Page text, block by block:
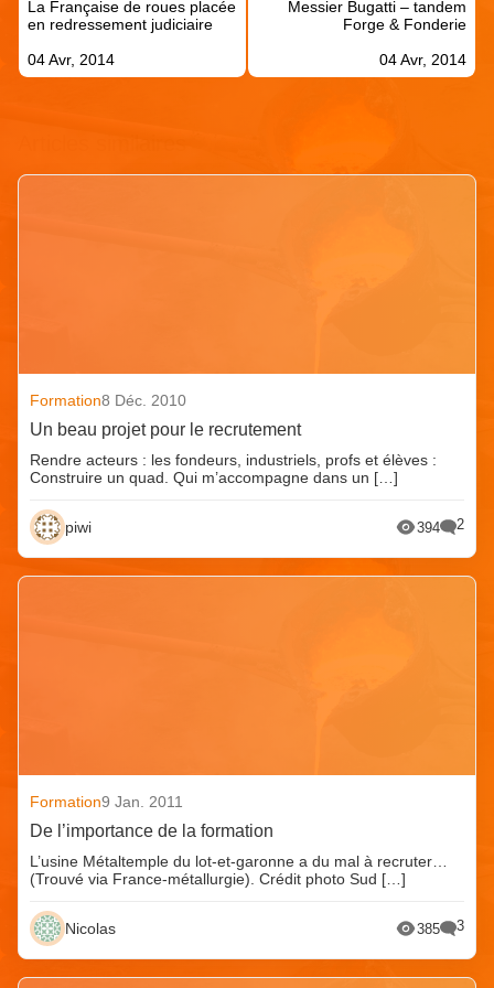
l’article
La Française de roues placée
en redressement judiciaire
04 Avr, 2014
Messier Bugatti – tandem
Forge & Fonderie
04 Avr, 2014
Formation8 Déc. 2010
Un beau projet pour le recrutement
Rendre acteurs : les fondeurs, industriels, profs et élèves :
Construire un quad. Qui m’accompagne dans un […]
piwi 394 2
Formation9 Jan. 2011
De l’importance de la formation
L’usine Métaltemple du lot-et-garonne a du mal à recruter…
(Trouvé via France-métallurgie). Crédit photo Sud […]
Nicolas 385 3